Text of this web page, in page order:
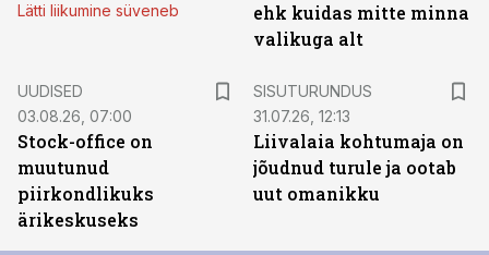
Lätti liikumine süveneb
ehk kuidas mitte minna
valikuga alt
UUDISED
03.08.26, 07:00
Stock-office on
muutunud
piirkondlikuks
ärikeskuseks
SISUTURUNDUS
31.07.26, 12:13
Liivalaia kohtumaja on
jõudnud turule ja ootab
uut omanikku